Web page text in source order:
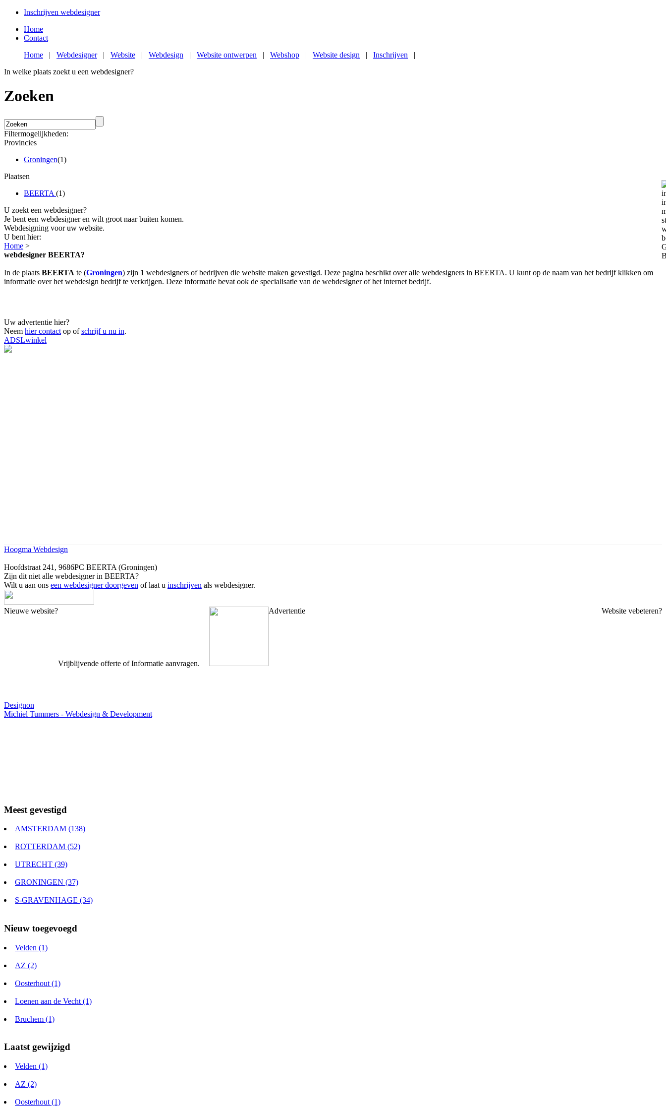
Inschrijven webdesigner
Home
Contact
Home | Webdesigner| Website | Webdesign | Website ontwerpen | Webshop | Website design | Inschrijven |
In welke plaats zoekt u een webdesigner?
Zoeken
Filtermogelijkheden:
Provincies
Groningen(1)
Plaatsen
BEERTA (1)
U zoekt een webdesigner?
Je bent een webdesigner en wilt groot naar buiten komen.
Webdesigning voor uw website.
U bent hier:
Home >
webdesigner BEERTA?
In de plaats BEERTA te (Groningen) zijn 1 webdesigners of bedrijven die website maken gevestigd. Deze pagina beschikt over alle webdesigners in BEERTA. U kunt op de naam van het bedrijf klikken om
informatie over het webdesign bedrijf te verkrijgen. Deze informatie bevat ook de specialisatie van de webdesigner of het internet bedrijf.
Uw advertentie hier?
Neem hier contact op ofschrijf u nu in.
ADSLwinkel
Hoogma Webdesign
Hoofdstraat 241, 9686PC BEERTA (Groningen)
Zijn dit niet alle webdesigner in BEERTA?
Wilt u aan ons een webdesigner doorgeven of laat u inschrijven als webdesigner.
Nieuwe website? Website vebeteren?
Vrijblijvende offerte of Informatie aanvragen.
Advertentie
Designon
Michiel Tummers - Webdesign & Development
Meest gevestigd
AMSTERDAM (138)
ROTTERDAM (52)
UTRECHT (39)
GRONINGEN (37)
S-GRAVENHAGE (34)
Nieuw toegevoegd
Velden (1)
AZ (2)
Oosterhout (1)
Loenen aan de Vecht (1)
Bruchem (1)
Laatst gewijzigd
Velden (1)
AZ (2)
Oosterhout (1)